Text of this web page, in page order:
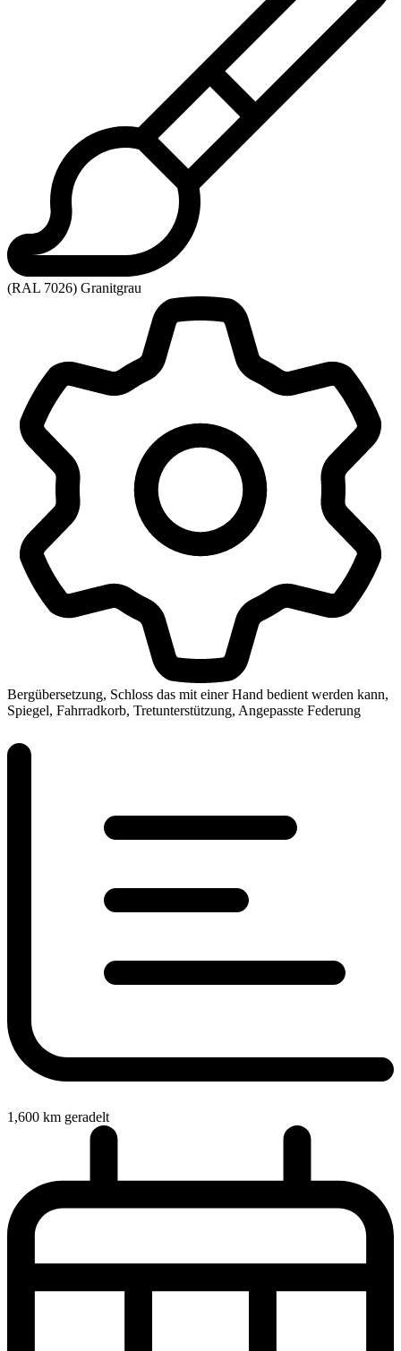
(RAL 7026) Granitgrau
Bergübersetzung, Schloss das mit einer Hand bedient werden kann,
Spiegel, Fahrradkorb, Tretunterstützung, Angepasste Federung
1,600 km geradelt